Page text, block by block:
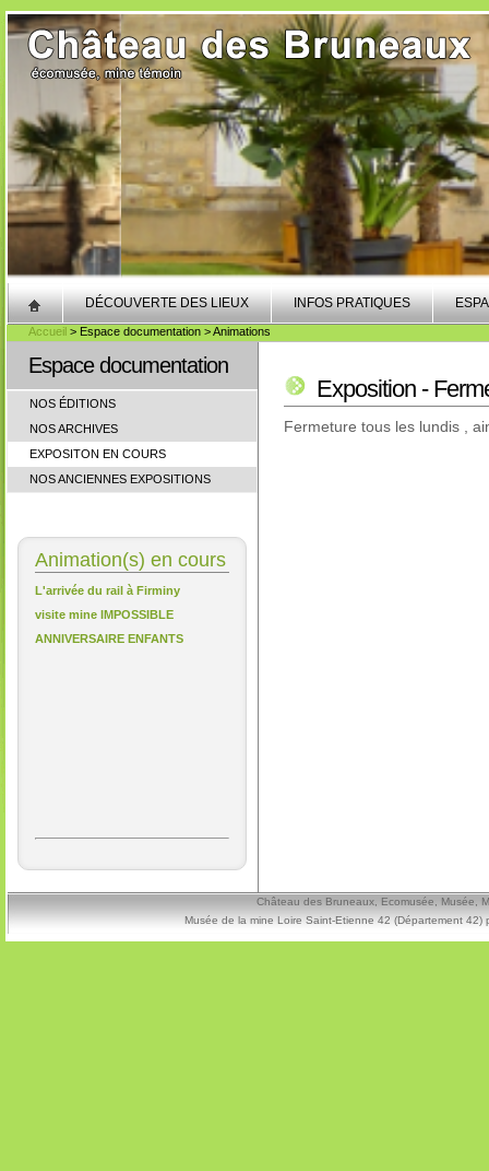
DÉCOUVERTE DES LIEUX INFOS PRATIQUES
Accueil > Espace documentation > Animations
Espace documentation
NOS ÉDITIONS
NOS ARCHIVES
EXPOSITON EN COURS
NOS ANCIENNES EXPOSITIONS
Animation(s) en cours
L'arrivée du rail à Firminy
visite mine IMPOSSIBLE
ANNIVERSAIRE ENFANTS
Exposition -
Fermeture tous les lundis ,
Château des Bruneaux, Ecomusée, Musée,
Musée de la mine Loire Saint-Etienne 42 (Département